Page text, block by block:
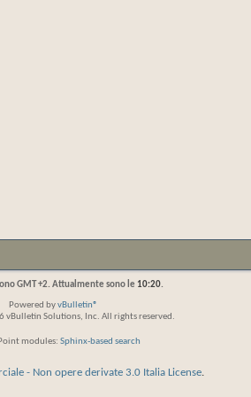
GMT +2. Attualmente sono le 10:20.
Powered byvBulletin®
vBulletin Solutions, Inc. All rights reserved.
modules: Sphinx-based search
- Non opere derivate 3.0 Italia License.